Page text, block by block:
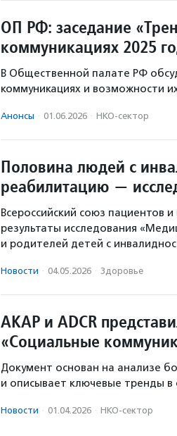
ОП РФ: заседание
коммуникациях 2025
В Общественной палате РФ
коммуникациях и возможности
Анонсы · 01.06.2026 · НКО-сектор
Половина людей с
реабилитацию —
Всероссийский союз пациентов
результаты исследования
и родителей детей с
Новости · 04.05.2026 · Здоровье
АКАР и ADCR
«Социальные
Документ основан на анализе
и описывает ключевые тренды
Новости · 01.04.2026 · НКО-сектор